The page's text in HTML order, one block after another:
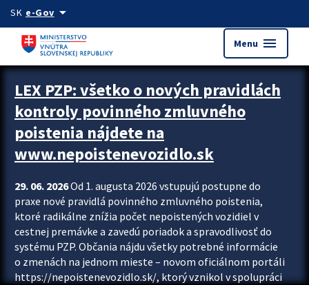
Preskocit na hlavný obsah
SK e-Govarrow_drop_down
Menu menu
Zastavit automatický posun upútavok
LEX PZP: všetko o nových pravidlách
kontroly povinného zmluvného
poistenia nájdete na
www.nepoistenevozidlo.sk
29. 06. 2026Od 1. augusta 2026 vstupujú postupne do
praxe nové pravidlá povinného zmluvného poistenia,
ktoré radikálne znížia počet nepoistených vozidiel v
cestnej premávke a zavedú poriadok a spravodlivosť do
systému PZP. Občania nájdu všetky potrebné informácie
o zmenách na jednom mieste – novom oficiálnom portáli
https://nepoistenevozidlo.sk/, ktorý vznikol v spolupráci